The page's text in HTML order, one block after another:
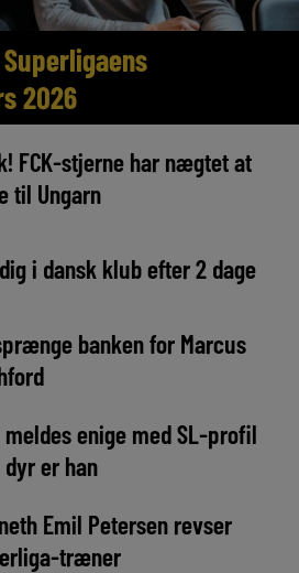
2026
FCK-stjerne har nægtet at
til Ungarn
i dansk klub efter 2 dage
banken for Marcus
meldes enige med SL-profil
dyr er han
Emil Petersen revser
træner